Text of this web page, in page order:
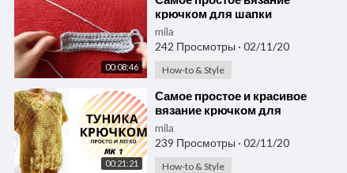
00:08:46
крючком для шапки
mila
242 Просмотры · 02/11/20
How-to & Style
00:21:21
⁣Самое простое и красивое
вязание крючком для
туникиМК 1
mila
239 Просмотры · 02/11/20
How-to & Style